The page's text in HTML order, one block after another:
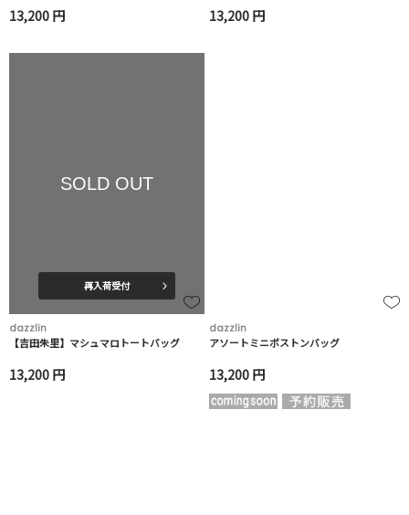
13,200 円 13,200 円
SOLD OUT
再入荷受付
dazzlin
【吉田朱里】マシュマロトートバッグ
13,200 円
dazzlin
アソートミニボストンバッグ
13,200 円